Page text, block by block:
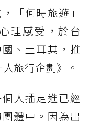
「何時旅遊」
理感受，於台
、土耳其，推
旅行企劃》。
人插足進已經
體中。因為出